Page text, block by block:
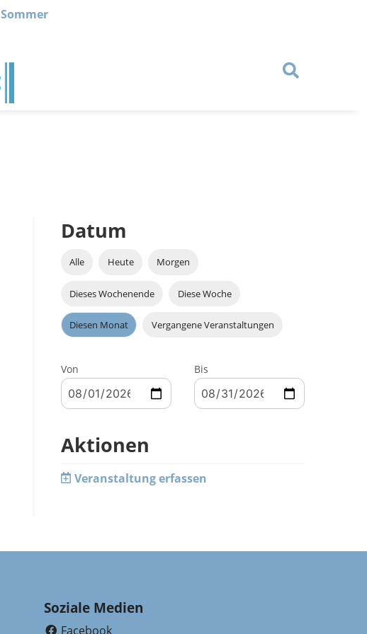
Datum
Alle Heute Morgen
Dieses Wochenende Diese Woche
Diesen Monat Vergangene Veranstaltungen
Von Bis
Aktionen
Veranstaltung erfassen
Soziale Medien
Facebook